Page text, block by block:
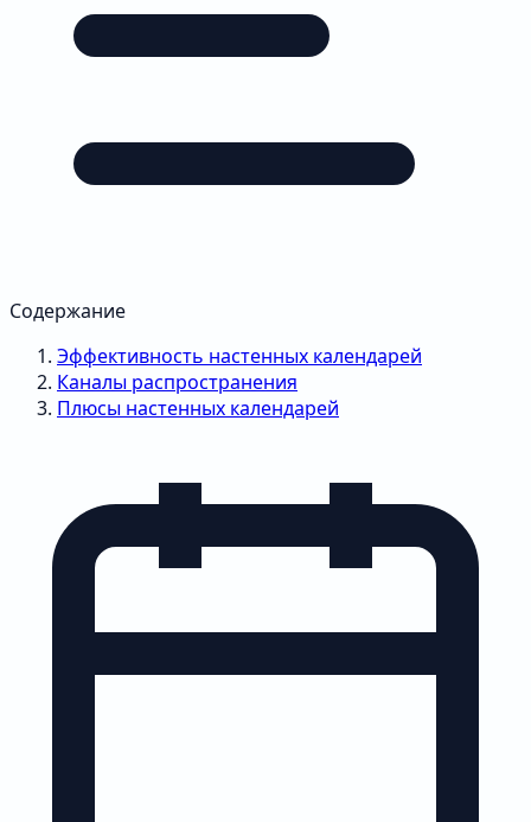
Содержание
Эффективность настенных календарей
Каналы распространения
Плюсы настенных календарей